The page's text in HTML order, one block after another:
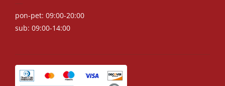
pon-pet: 09:00-20:00
sub: 09:00-14:00